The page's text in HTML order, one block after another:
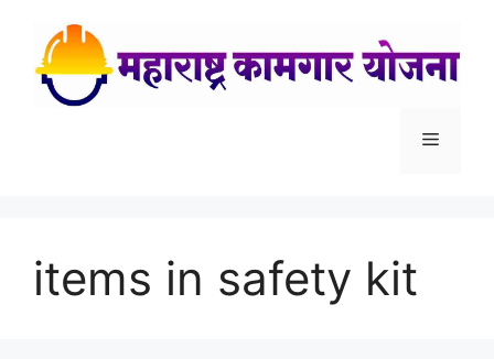
content
Menu
items in safety kit